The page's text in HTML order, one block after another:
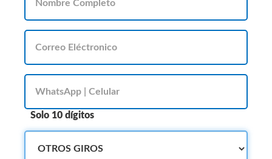
Solo 10 dígitos